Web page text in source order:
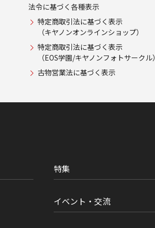
法令に基づく各種表示
特定商取引法に基づく表示
（キヤノンオンラインショップ）
特定商取引法に基づく表示
（EOS学園/キヤノンフォトサークル）
古物営業法に基づく表示
特集
イベント・交流